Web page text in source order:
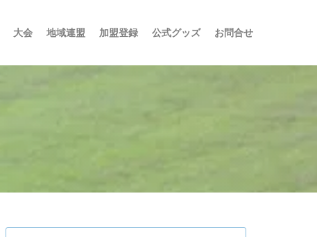
大会 地域連盟 加盟登録 公式グッズ お問合せ